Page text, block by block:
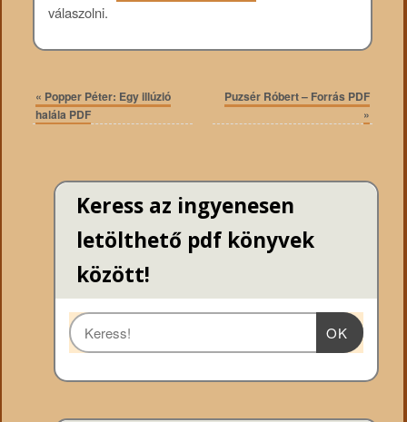
válaszolni.
« Popper Péter: Egy illúzió
halála PDF
Puzsér Róbert – Forrás PDF
»
Keress az ingyenesen
letölthető pdf könyvek
között!
OK